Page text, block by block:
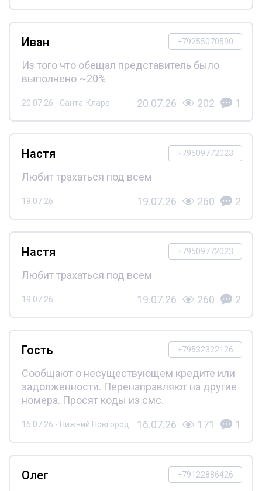
+79255070590
Иван
Из того что обещал представитель было
выполнено ~20%
20.07.26 - Санта-Клара 20.07.26 202 1
+79509772023
Настя
Любит трахаться под всем
19.07.26 19.07.26 260 2
+79509772023
Настя
Любит трахаться под всем
19.07.26 19.07.26 260 2
+79532322126
Гость
Сообщают о несуществующем кредите или
задолженности. Перенаправляют на другие
номера. Просят коды из смс.
16.07.26 - Нижний Новгород 16.07.26 171 1
+79122886426
Олег